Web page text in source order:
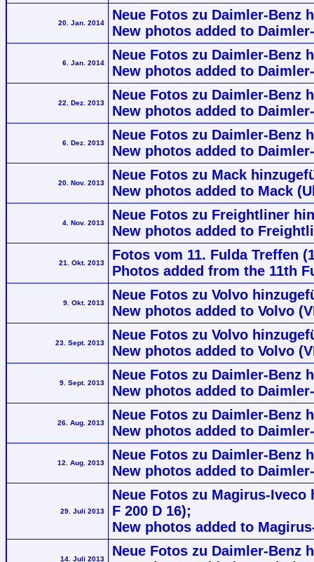
20. Jan. 2014
Neue Fotos zu Daimler-Benz
New photos added to
6. Jan. 2014
Neue Fotos zu Daimler-Benz
New photos added to
22. Dez. 2013
Neue Fotos zu Daimler-Benz
New photos added to
6. Dez. 2013
Neue Fotos zu Daimler-Benz
New photos added to
20. Nov. 2013
Neue Fotos zu Mack
New photos added to Mack
4. Nov. 2013
Neue Fotos zu Freightliner
New photos added to
21. Okt. 2013
Fotos vom 11. Fulda Treffen
Photos added from the 11th
9. Okt. 2013
Neue Fotos zu Volvo
New photos added to Volvo
23. Sept. 2013
Neue Fotos zu Volvo
New photos added to Volvo
9. Sept. 2013
Neue Fotos zu Daimler-Benz
New photos added to
26. Aug. 2013
Neue Fotos zu Daimler-Benz
New photos added to
12. Aug. 2013
Neue Fotos zu Daimler-Benz
New photos added to
29. Juli 2013
Neue Fotos zu Magirus-
F 200 D 16);
New photos added to
14. Juli 2013
Neue Fotos zu Daimler-Benz